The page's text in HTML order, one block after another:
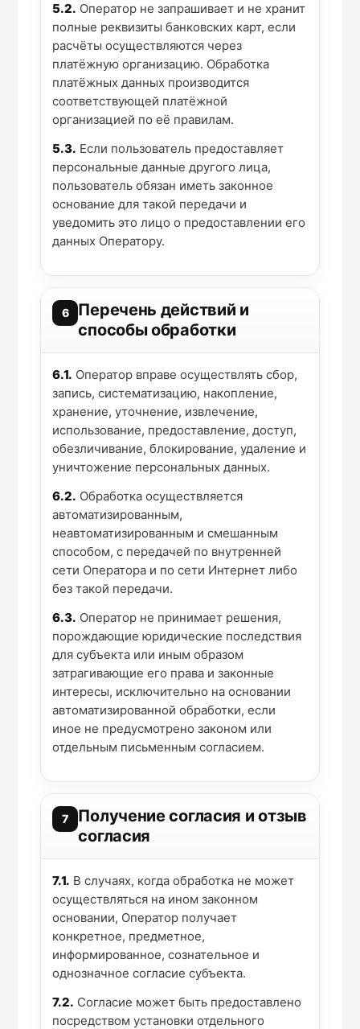
5.2. Оператор не запрашивает и не хранит
полные реквизиты банковских карт, если
расчёты осуществляются через
платёжную организацию. Обработка
платёжных данных производится
соответствующей платёжной
организацией по её правилам.
5.3. Если пользователь предоставляет
персональные данные другого лица,
пользователь обязан иметь законное
основание для такой передачи и
уведомить это лицо о предоставлении его
данных Оператору.
6
Перечень действий и
способы обработки
6.1. Оператор вправе осуществлять сбор,
запись, систематизацию, накопление,
хранение, уточнение, извлечение,
использование, предоставление, доступ,
обезличивание, блокирование, удаление и
уничтожение персональных данных.
6.2. Обработка осуществляется
автоматизированным,
неавтоматизированным и смешанным
способом, с передачей по внутренней
сети Оператора и по сети Интернет либо
без такой передачи.
6.3. Оператор не принимает решения,
порождающие юридические последствия
для субъекта или иным образом
затрагивающие его права и законные
интересы, исключительно на основании
автоматизированной обработки, если
иное не предусмотрено законом или
отдельным письменным согласием.
7
Получение согласия и отзыв
согласия
7.1. В случаях, когда обработка не может
осуществляться на ином законном
основании, Оператор получает
конкретное, предметное,
информированное, сознательное и
однозначное согласие субъекта.
7.2. Согласие может быть предоставлено
посредством установки отдельного